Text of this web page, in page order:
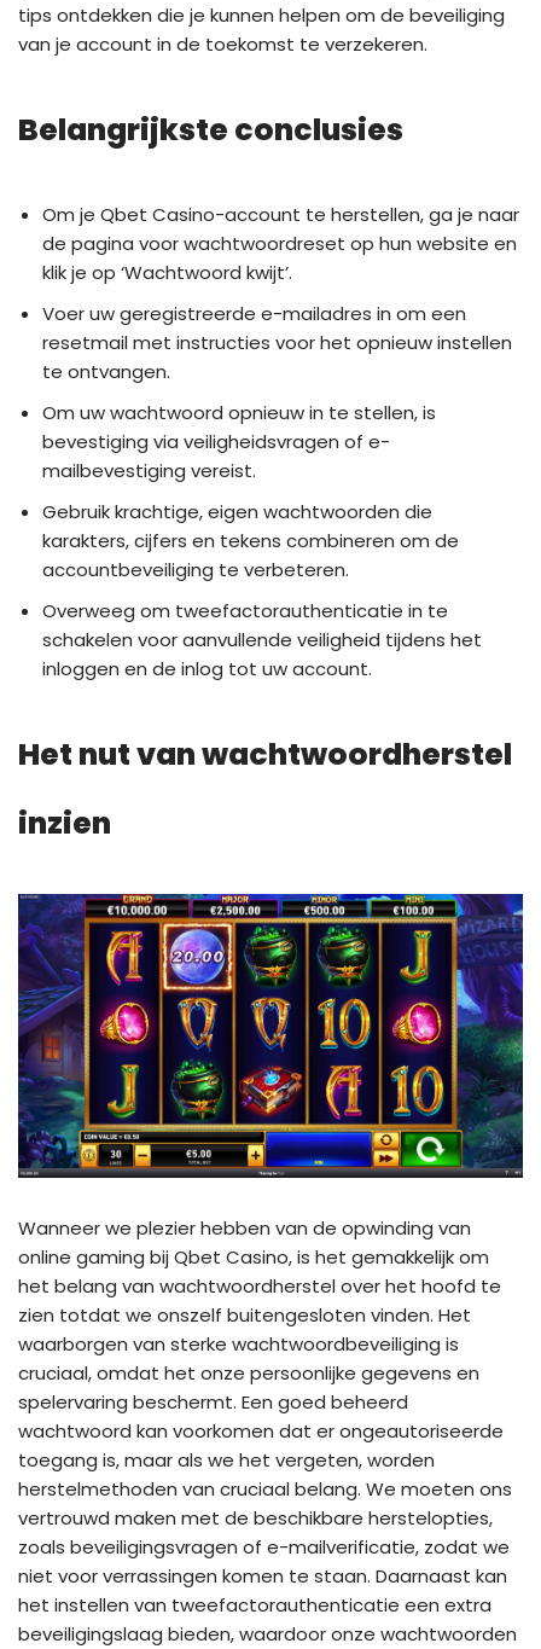
tips ontdekken die je kunnen helpen om de beveiliging
van je account in de toekomst te verzekeren.
Belangrijkste conclusies
Om je Qbet Casino-account te herstellen, ga je naar
de pagina voor wachtwoordreset op hun website en
klik je op ‘Wachtwoord kwijt’.
Voer uw geregistreerde e-mailadres in om een
resetmail met instructies voor het opnieuw instellen
te ontvangen.
Om uw wachtwoord opnieuw in te stellen, is
bevestiging via veiligheidsvragen of e-
mailbevestiging vereist.
Gebruik krachtige, eigen wachtwoorden die
karakters, cijfers en tekens combineren om de
accountbeveiliging te verbeteren.
Overweeg om tweefactorauthenticatie in te
schakelen voor aanvullende veiligheid tijdens het
inloggen en de inlog tot uw account.
Het nut van wachtwoordherstel
inzien
Wanneer we plezier hebben van de opwinding van
online gaming bij Qbet Casino, is het gemakkelijk om
het belang van wachtwoordherstel over het hoofd te
zien totdat we onszelf buitengesloten vinden. Het
waarborgen van sterke wachtwoordbeveiliging is
cruciaal, omdat het onze persoonlijke gegevens en
spelervaring beschermt. Een goed beheerd
wachtwoord kan voorkomen dat er ongeautoriseerde
toegang is, maar als we het vergeten, worden
herstelmethoden van cruciaal belang. We moeten ons
vertrouwd maken met de beschikbare herstelopties,
zoals beveiligingsvragen of e-mailverificatie, zodat we
niet voor verrassingen komen te staan. Daarnaast kan
het instellen van tweefactorauthenticatie een extra
beveiligingslaag bieden, waardoor onze wachtwoorden